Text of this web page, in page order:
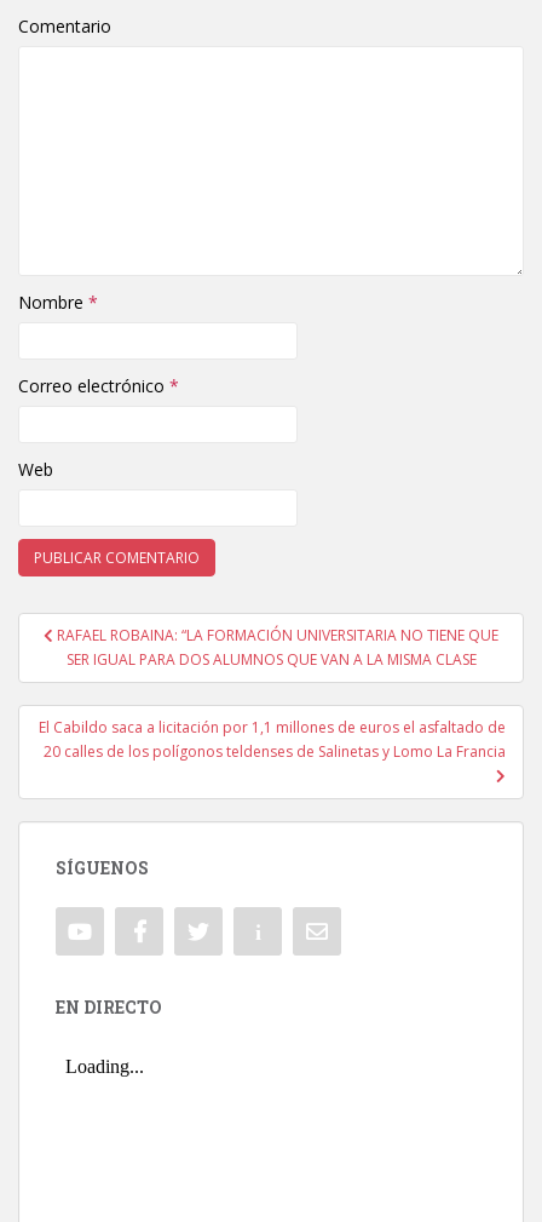
Comentario
Nombre *
Correo electrónico *
Web
Navegación de entradas
RAFAEL ROBAINA: “LA FORMACIÓN UNIVERSITARIA NO TIENE QUE
SER IGUAL PARA DOS ALUMNOS QUE VAN A LA MISMA CLASE
El Cabildo saca a licitación por 1,1 millones de euros el asfaltado de
20 calles de los polígonos teldenses de Salinetas y Lomo La Francia
SÍGUENOS
EN DIRECTO